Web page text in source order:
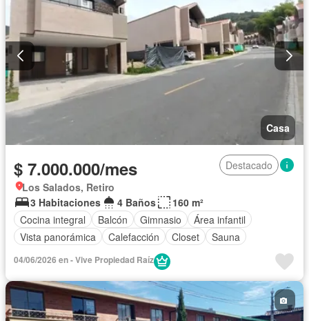
Casa
$ 7.000.000/mes
Destacado
Los Salados, Retiro
3 Habitaciones
4 Baños
160 m²
Cocina integral
Balcón Gimnasio
Área infantil
Vista panorámica
Calefacción Closet Sauna
04/06/2026 en - Vive Propiedad Raíz